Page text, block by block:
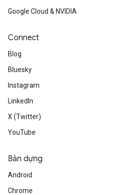
Google Cloud & NVIDIA
Connect
Blog
Bluesky
Instagram
LinkedIn
X (Twitter)
YouTube
Bản dựng
Android
Chrome